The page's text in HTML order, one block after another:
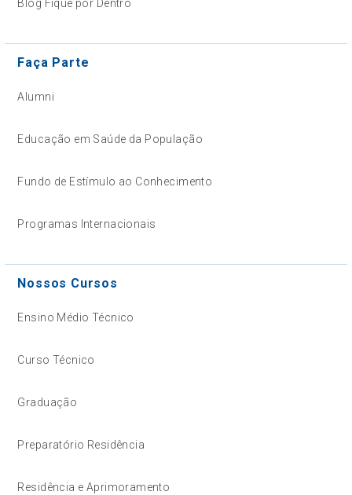
Blog Fique por Dentro
Faça Parte
Alumni
Educação em Saúde da População
Fundo de Estímulo ao Conhecimento
Programas Internacionais
Nossos Cursos
Ensino Médio Técnico
Curso Técnico
Graduação
Preparatório Residência
Residência e Aprimoramento